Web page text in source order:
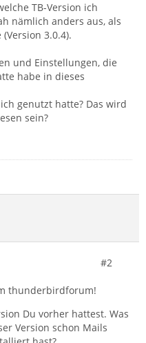
TB-Version ich
nämlich anders aus, als
3.0.4).
und Einstellungen, die
habe in dieses
genutzt hatte? Das wird
sein?
#2
thunderbirdforum!
Du vorher hattest. Was
Version schon Mails